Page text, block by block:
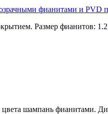
фианитами и
Размер фианитов:
шампань фианитами.